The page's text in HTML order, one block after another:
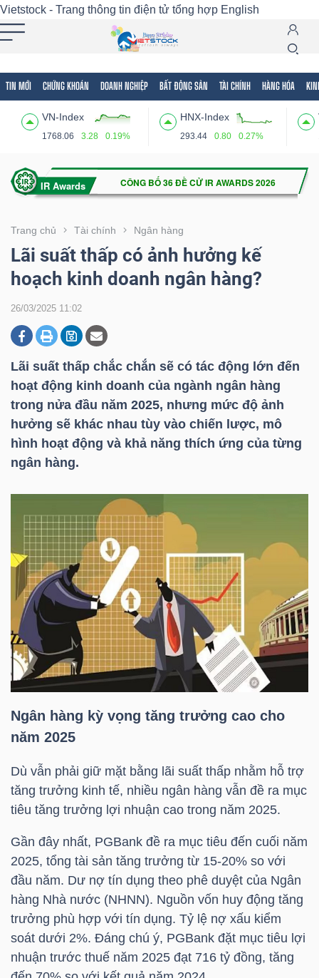
Vietstock - Trang thông tin điện tử tổng hợp English
TIN MỚI CHỨNG KHOÁN DOANH NGHIỆP BẤT ĐỘNG SẢN TÀI CHÍNH HÀNG HÓA
VN-Index
1768.06 3.28 0.19%
HNX-Index
293.44 0.80 0.27%
Trang chủ Tài chính Ngân hàng
Lãi suất thấp có ảnh hưởng kế
hoạch kinh doanh ngân hàng?
26/03/2025 11:02
Lãi suất thấp chắc chắn sẽ có tác động lớn đến
hoạt động kinh doanh của ngành ngân hàng
trong nửa đầu năm 2025, nhưng mức độ ảnh
hưởng sẽ khác nhau tùy vào chiến lược, mô
hình hoạt động và khả năng thích ứng của từng
ngân hàng.
Ngân hàng kỳ vọng tăng trưởng cao cho
năm 2025
Dù vẫn phải giữ mặt bằng lãi suất thấp nhằm hỗ trợ
tăng trưởng kinh tế, nhiều ngân hàng vẫn đề ra mục
tiêu tăng trưởng lợi nhuận cao trong năm 2025.
Gần đây nhất, PGBank đề ra mục tiêu đến cuối năm
2025, tổng tài sản tăng trưởng từ 15-20% so với
đầu năm. Dư nợ tín dụng theo phê duyệt của Ngân
hàng Nhà nước (NHNN). Nguồn vốn huy động tăng
trưởng phù hợp với tín dụng. Tỷ lệ nợ xấu kiểm
soát dưới 2%. Đáng chú ý, PGBank đặt mục tiêu lợi
nhuận trước thuế năm 2025 đạt 716 tỷ đồng, tăng
Tất cả Tính năng Ngành Mã chứng khoán
Tính
(-)
VIETSTOCK
CHỨNG
DOANH
NGHIỆP
SẢN
TÀI
CHÍNH
HÀNG
HÓA
KINH
GIỚI
ĐÔNG
DƯƠNG